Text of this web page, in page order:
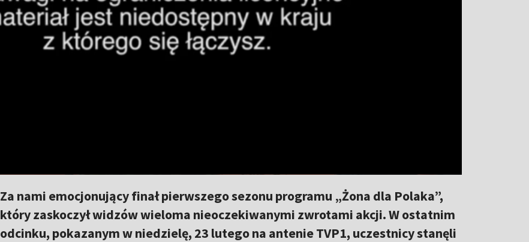
Za nami emocjonujący finał pierwszego sezonu programu „Żona dla Polaka”,
który zaskoczył widzów wieloma nieoczekiwanymi zwrotami akcji. W ostatnim
odcinku, pokazanym w niedzielę, 23 lutego na antenie TVP1, uczestnicy stanęli